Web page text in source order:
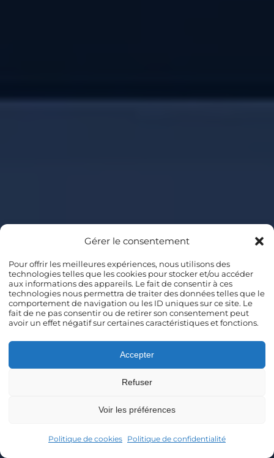
Gérer le consentement
Pour offrir les meilleures expériences, nous utilisons des
technologies telles que les cookies pour stocker et/ou accéder
aux informations des appareils. Le fait de consentir à ces
technologies nous permettra de traiter des données telles que le
comportement de navigation ou les ID uniques sur ce site. Le
fait de ne pas consentir ou de retirer son consentement peut
avoir un effet négatif sur certaines caractéristiques et fonctions.
Accepter
Refuser
Voir les préférences
Politique de cookies Politique de confidentialité